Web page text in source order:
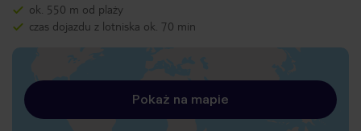
ok. 550 m od plaży
czas dojazdu z lotniska ok. 70 min
Pokaż na mapie